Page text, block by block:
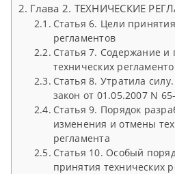
Глава 2. ТЕХНИЧЕСКИЕ
Статья 6. Цели
регламентов
Статья 7. Содержание
технических
Статья 8. Утратила
закон от 01.05.2007 N
Статья 9. Порядок
изменения и отмены
регламента
Статья 10. Особый
принятия технических